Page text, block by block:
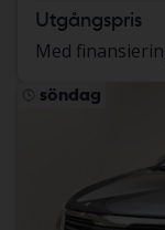
Utgångspris
Med
söndag